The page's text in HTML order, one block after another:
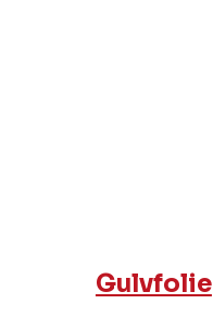
Gulvfolie